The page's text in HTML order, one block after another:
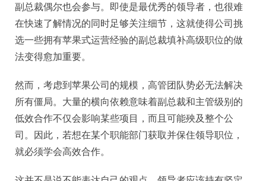
副总裁偶尔也会参与。即使是最优秀的领导者，也很难
在快速了解情况的同时足够关注细节，这就使得公司挑
选一些拥有苹果式运营经验的副总裁填补高级职位的做
法变得愈加重要。
然而，考虑到苹果公司的规模，高管团队势必无法解决
所有僵局。大量的横向依赖意味着副总裁和主管级别的
低效合作不仅会影响某些项目，而且可能殃及整个公
司。因此，若想在某个职能部门获取并保住领导职位，
就必须学会高效合作。